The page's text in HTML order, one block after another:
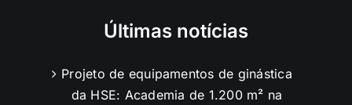
Últimas notícias
Projeto de equipamentos de ginástica
da HSE: Academia de 1.200 m² na